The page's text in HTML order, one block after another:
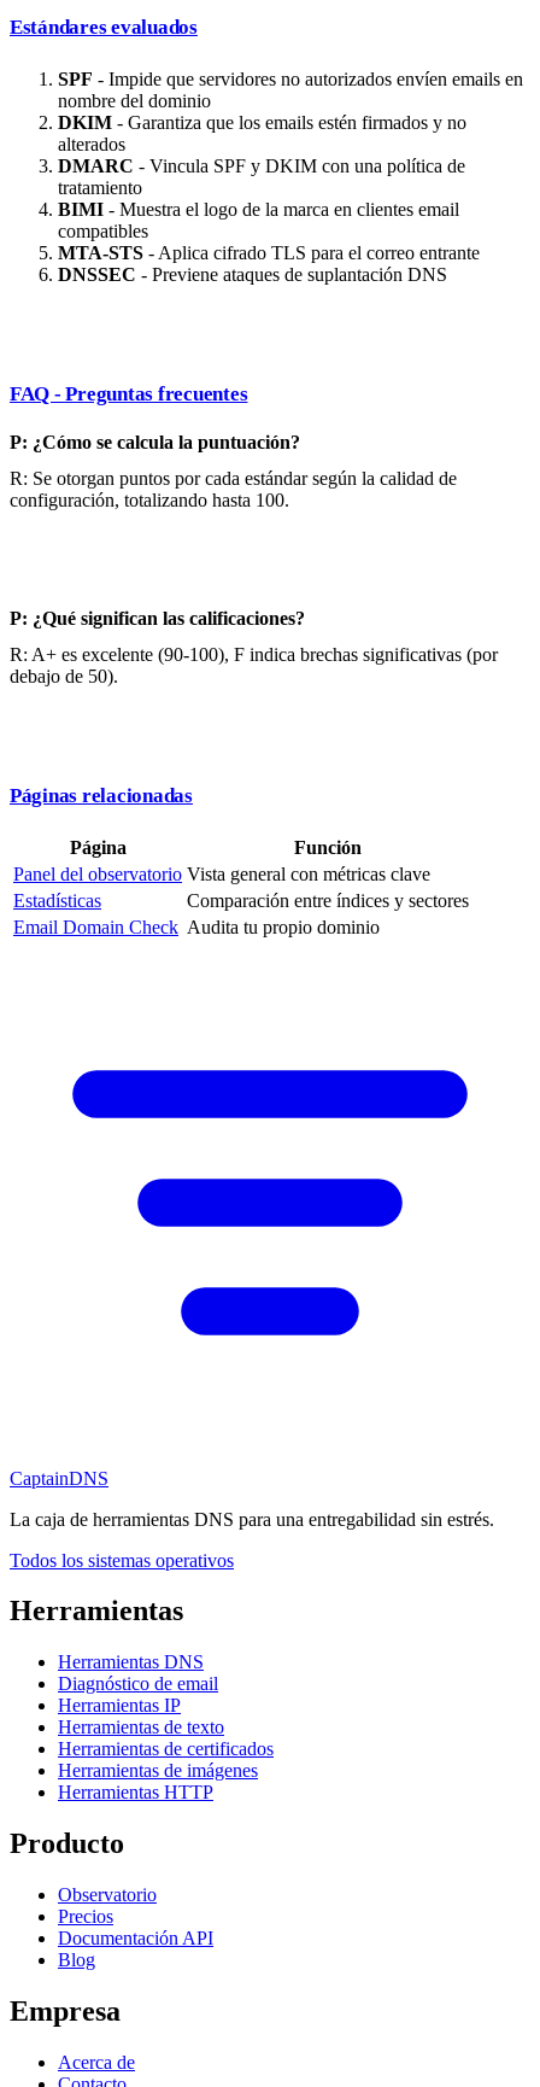
Estándares evaluados
SPF - Impide que servidores no autorizados envíen emails en
nombre del dominio
DKIM - Garantiza que los emails estén firmados y no
alterados
DMARC - Vincula SPF y DKIM con una política de
tratamiento
BIMI - Muestra el logo de la marca en clientes email
compatibles
MTA-STS - Aplica cifrado TLS para el correo entrante
DNSSEC - Previene ataques de suplantación DNS
FAQ - Preguntas frecuentes
P: ¿Cómo se calcula la puntuación?
R: Se otorgan puntos por cada estándar según la calidad de
configuración, totalizando hasta 100.
P: ¿Qué significan las calificaciones?
R: A+ es excelente (90-100), F indica brechas significativas (por
debajo de 50).
Páginas relacionadas
Página
Función
Panel del observatorio Vista general con métricas clave
Estadísticas
Comparación entre índices y sectores
Email Domain Check Audita tu propio dominio
CaptainDNS
La caja de herramientas DNS para una entregabilidad sin estrés.
Todos los sistemas operativos
Herramientas
Herramientas DNS
Diagnóstico de email
Herramientas IP
Herramientas de texto
Herramientas de certificados
Herramientas de imágenes
Herramientas HTTP
Producto
Observatorio
Precios
Documentación API
Blog
Empresa
Acerca de